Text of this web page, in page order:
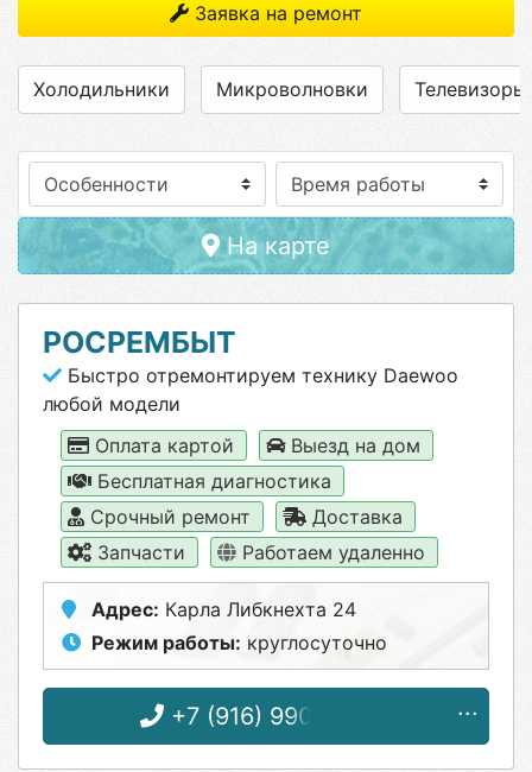
Заявка на ремонт
Холодильники Микроволновки Телевизоры
Особенности
На карте
РОСРЕМБЫТ
Быстро отремонтируем технику Daewoo
любой модели
Оплата картой
Выезд на дом
Бесплатная диагностика
Срочный ремонт
Доставка
Запчасти
Работаем удаленно
Адрес: Карла Либкнехта 24
Режим работы: круглосуточно
+7 (916) 990-22-06